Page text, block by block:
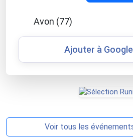
Avon (77)
Ajouter à
Voir tous les